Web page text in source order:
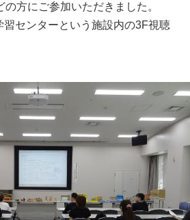
方にご参加いただきました。
センターという施設内の3F視聴